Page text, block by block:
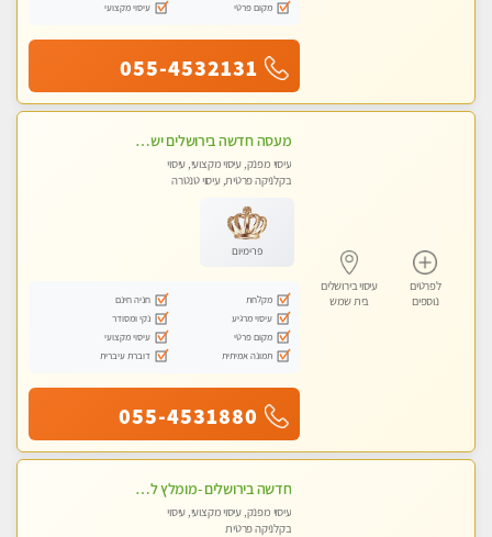
מקום פרטי
עיסוי מקצועי
055-4532131
לפרטים
נוספים
עיסוי בירושלים
בית שמש
מעסה חדשה בירושלים ישראלית צעירה ואיכותית לעיסוי מרגיע ומפנק VIP-מומלץ לחלוטין! פרטי! ​​​​​​ Highly recommended
עיסוי מפנק, עיסוי מקצועי, עיסוי
בקלניקה פרטית, עיסוי טנטרה
פרימיום
מקלחת
חניה חינם
עיסוי מרגיע
נקי ומסודר
מקום פרטי
עיסוי מקצועי
תמונה אמיתית
דוברת עיברית
055-4531880
חדשה בירושלים -מומלץ לחלוטין!!כל סוגי העיסויים מעסה מקצועית ואיכותית פרטי!!!
עיסוי מפנק, עיסוי מקצועי, עיסוי
בקלניקה פרטית